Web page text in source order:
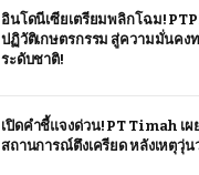
อินโดนีเซียเตรียมพลิกโฉม!
ปฏิวัติเกษตรกรรม สู่ความมั่นคง
ระดับชาติ!
เปิดคำชี้แจงด่วน! PT Timah เ
สถานการณ์ตึงเครียด หลังเหตุวุ่น